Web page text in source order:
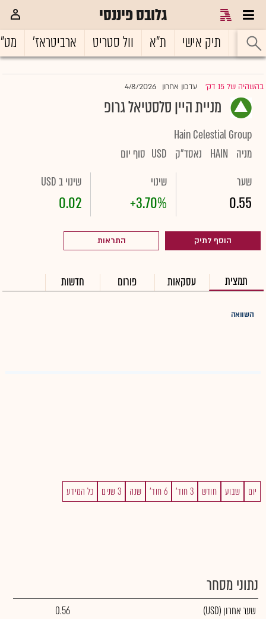
גלובס פיננסי
ראשי תיק אישי ת"א וול סטריט ארביטראז'
בהשהיה של 15 דק' |עדכון אחרון 4/8/2026
מניית היין סלסטיאל גרופ
Hain Celestial Group
מניה
HAIN נאסד"ק USD סוף יום
שער
0.55
שינוי
+3.70%
שינוי ב USD
0.02
הוסף לתיק התראות
תמצית עסקאות פורום חדשות
השוואה
יום שבוע חודש 3 חוד' 6 חוד' שנה 3 שנים כל המידע
נתוני מסחר
שער אחרון (USD)
0.56